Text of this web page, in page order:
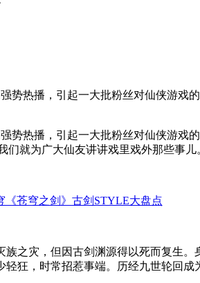
热播，引起一大批粉丝对仙侠游戏
热播，引起一大批粉丝对仙侠游戏
就为广大仙友讲讲戏里戏外那些事儿
之灾，但因古剑渊源得以死而复生
狂，时常招惹事端。历经九世轮回